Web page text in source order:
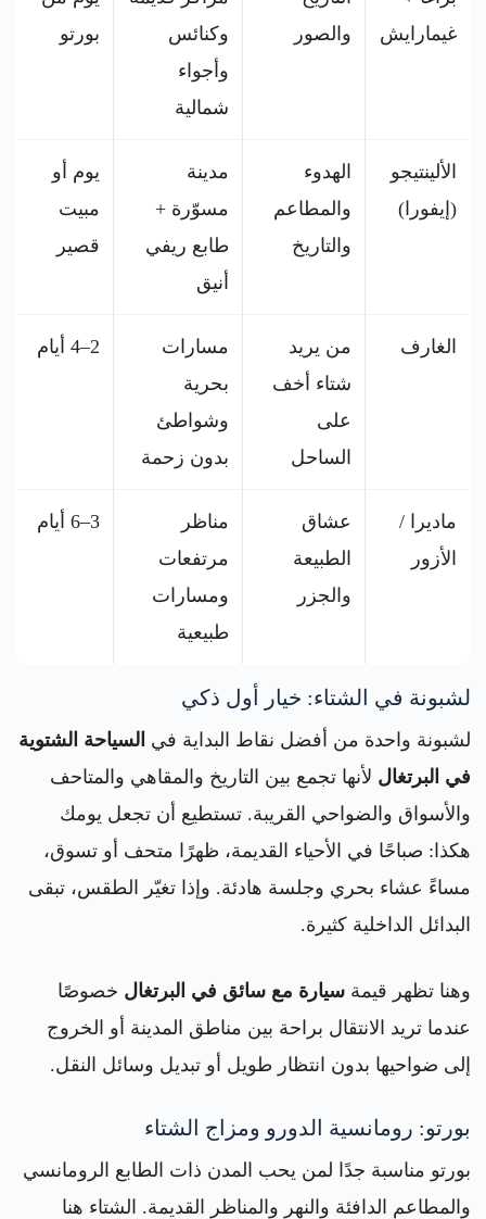
غيمارايش
والصور
وكنائس
وأجواء
شمالية
بورتو
الألينتيجو
(إيفورا)
الهدوء
والمطاعم
والتاريخ
مدينة
مسوّرة +
طابع ريفي
أنيق
يوم أو
مبيت
قصير
الغارف
من يريد
شتاء أخف
على
الساحل
مسارات
بحرية
وشواطئ
بدون زحمة
2–4 أيام
ماديرا /
الأزور
عشاق
الطبيعة
والجزر
مناظر
مرتفعات
ومسارات
طبيعية
3–6 أيام
لشبونة في الشتاء: خيار أول ذكي
لشبونة واحدة من أفضل نقاط البداية في السياحة الشتوية
في البرتغال لأنها تجمع بين التاريخ والمقاهي والمتاحف
والأسواق والضواحي القريبة. تستطيع أن تجعل يومك
هكذا: صباحًا في الأحياء القديمة، ظهرًا متحف أو تسوق،
مساءً عشاء بحري وجلسة هادئة. وإذا تغيّر الطقس، تبقى
البدائل الداخلية كثيرة.
وهنا تظهر قيمة سيارة مع سائق في البرتغال خصوصًا
عندما تريد الانتقال براحة بين مناطق المدينة أو الخروج
إلى ضواحيها بدون انتظار طويل أو تبديل وسائل النقل.
بورتو: رومانسية الدورو ومزاج الشتاء
بورتو مناسبة جدًا لمن يحب المدن ذات الطابع الرومانسي
والمطاعم الدافئة والنهر والمناظر القديمة. الشتاء هنا